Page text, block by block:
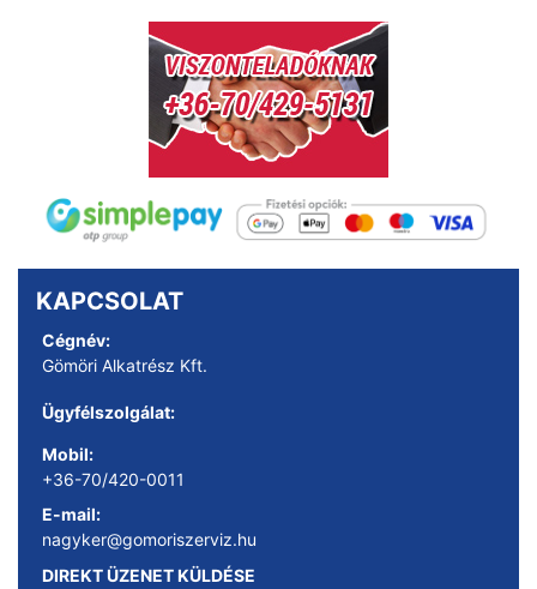
KAPCSOLAT
Cégnév:
Gömöri Alkatrész Kft.
Ügyfélszolgálat:
Mobil:
+36-70/420-0011
E-mail:
nagyker@gomoriszerviz.hu
DIREKT ÜZENET KÜLDÉSE